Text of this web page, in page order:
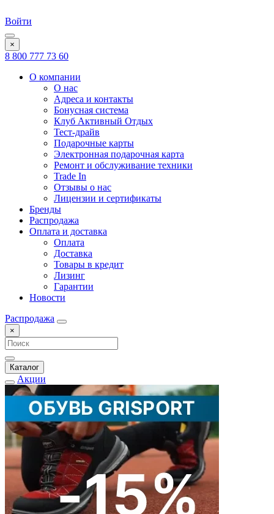
Войти
×
8 800 777 73 60
О компании
О нас
Адреса и контакты
Бонусная система
Клуб Активный Отдых
Тест-драйв
Подарочные карты
Электронная подарочная карта
Ремонт и обслуживание техники
Trade In
Отзывы о нас
Лицензии и сертификаты
Бренды
Распродажа
Оплата и доставка
Оплата
Доставка
Товары в кредит
Лизинг
Гарантии
Новости
Распродажа
×
Каталог
Акции